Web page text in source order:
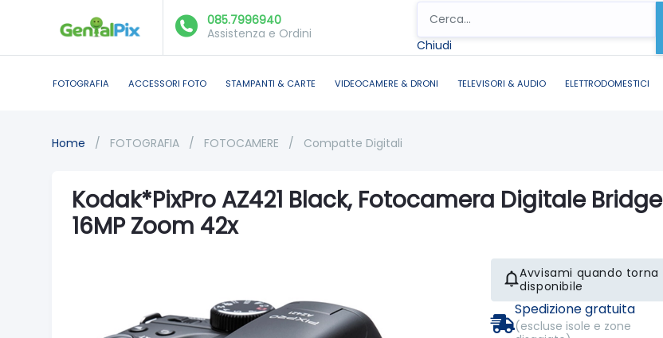
085.7996940
Assistenza e Ordini
Chiudi
FOTOGRAFIA ACCESSORI FOTO STAMPANTI & CARTE VIDEOCAMERE & DRONI TELEVISORI & AUDIO ELETTRODOMESTICI
Home / FOTOGRAFIA / FOTOCAMERE / Compatte Digitali
Kodak*PixPro AZ421 Black, Fotocamera Digitale Bridge
16MP Zoom 42x
Avvisami quando torna
disponibile
Spedizione gratuita
(escluse isole e zone